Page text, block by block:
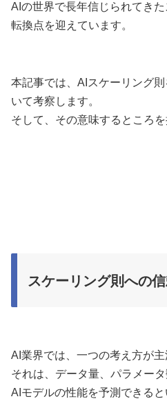
AIの世界で長年信じられてき
転換点を迎えています。
本記事では、AIスケーリング
いて考察します。
そして、その意味するところを
スケーリング則への
AI業界では、一つの考え方が主
それは、データ量、パラメー
AIモデルの性能を予測できると